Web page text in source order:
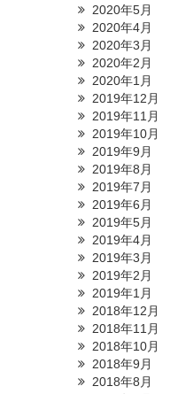
2020年5月
2020年4月
2020年3月
2020年2月
2020年1月
2019年12月
2019年11月
2019年10月
2019年9月
2019年8月
2019年7月
2019年6月
2019年5月
2019年4月
2019年3月
2019年2月
2019年1月
2018年12月
2018年11月
2018年10月
2018年9月
2018年8月